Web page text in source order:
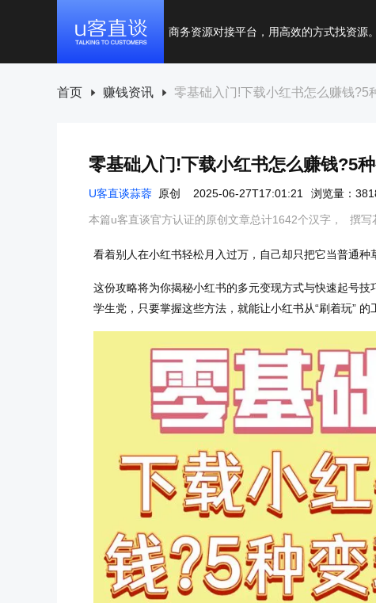
商务资源对接平台，用高效的方式找资源。
首页 赚钱资讯 零基础入门!下载小红书怎么赚钱?5
零基础入门!下载小红书怎么赚钱?5
U客直谈蒜蓉 原创 2025-06-27T17:01:21 浏览量：
本篇u客直谈官方认证的原创文章总计1642个汉字， 撰写
看着别人在小红书轻松月入过万，自己却只把它当普通
这份攻略将为你揭秘小红书的多元变现方式与快速起号
学生党，只要掌握这些方法，就能让小红书从“刷着玩” 的